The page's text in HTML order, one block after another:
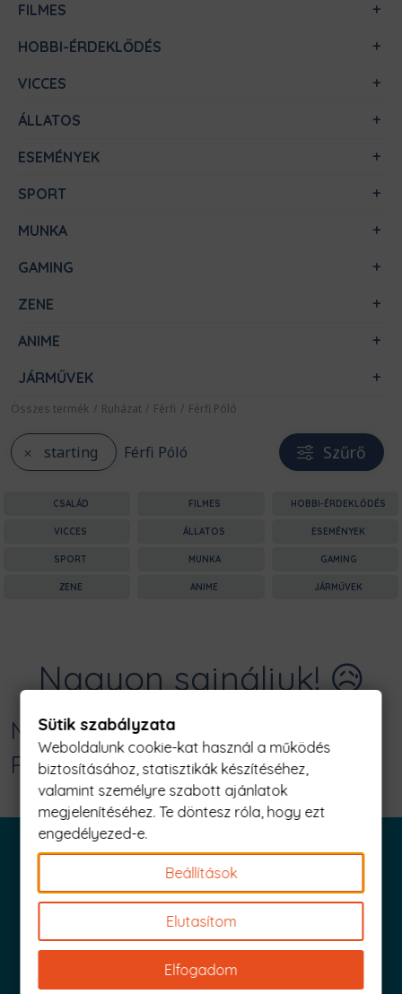
FILMES
HOBBI-ÉRDEKLŐDÉS
VICCES
ÁLLATOS
ESEMÉNYEK
SPORT
MUNKA
GAMING
ZENE
ANIME
JÁRMŰVEK
Összes termék / Ruházat / Férfi / Férfi Póló
starting Férfi Póló Szűrő
CSALÁD FILMES HOBBI-ÉRDEKLŐDÉS
VICCES ÁLLATOS ESEMÉNYEK
SPORT MUNKA GAMING
ZENE ANIME JÁRMŰVEK
Nagyon sajnáljuk! 😥
Nincs találat erre: "starting Férfi
Póló"
Iratkozz fel és küldjük is az 1000 Ft értékű kuponod!
Sütik szabályzata
Weboldalunk cookie-kat használ a működés
biztosításához, statisztikák készítéséhez,
valamint személyre szabott ajánlatok
megjelenítéséhez. Te döntesz róla, hogy ezt
engedélyezed-e.
Beállítások
Elutasítom
Elfogadom